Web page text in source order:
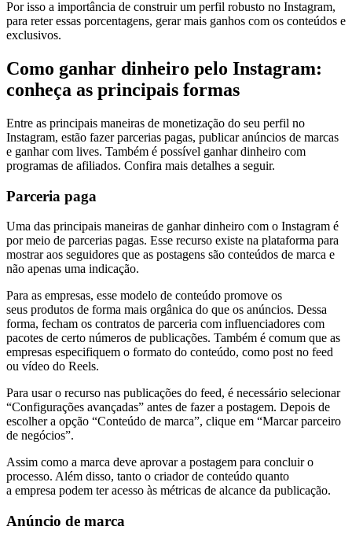
Por isso a importância de construir um perfil robusto no Instagram,
para reter essas porcentagens, gerar mais ganhos com os conteúdos e
exclusivos.
Como ganhar dinheiro pelo Instagram:
conheça as principais formas
Entre as principais maneiras de monetização do seu perfil no
Instagram, estão fazer parcerias pagas, publicar anúncios de marcas
e ganhar com lives. Também é possível ganhar dinheiro com
programas de afiliados. Confira mais detalhes a seguir.
Parceria paga
Uma das principais maneiras de ganhar dinheiro com o Instagram é
por meio de parcerias pagas. Esse recurso existe na plataforma para
mostrar aos seguidores que as postagens são conteúdos de marca e
não apenas uma indicação.
Para as empresas, esse modelo de conteúdo promove os
seus produtos de forma mais orgânica do que os anúncios. Dessa
forma, fecham os contratos de parceria com influenciadores com
pacotes de certo números de publicações. Também é comum que as
empresas especifiquem o formato do conteúdo, como post no feed
ou vídeo do Reels.
Para usar o recurso nas publicações do feed, é necessário selecionar
“Configurações avançadas” antes de fazer a postagem. Depois de
escolher a opção “Conteúdo de marca”, clique em “Marcar parceiro
de negócios”.
Assim como a marca deve aprovar a postagem para concluir o
processo. Além disso, tanto o criador de conteúdo quanto
a empresa podem ter acesso às métricas de alcance da publicação.
Anúncio de marca